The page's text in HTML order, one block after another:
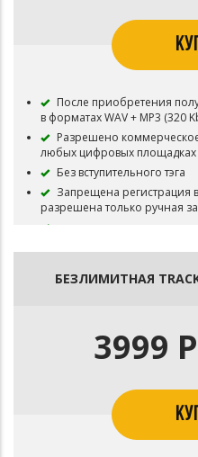
После приобретения
в форматах WAV + MP3 (320
Разрешено
любых цифровых площадках
Без вступительного тэга
Запрещена регистрация
разрешена только ручная
БЕЗЛИМИТНАЯ
3999